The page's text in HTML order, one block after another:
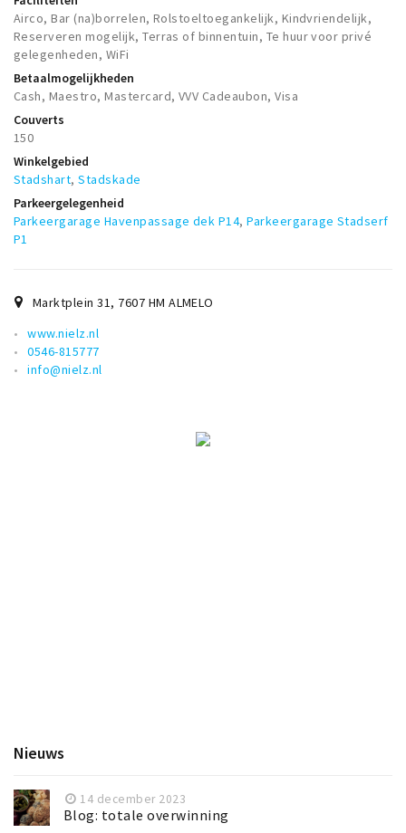
Airco, Bar (na)borrelen, Rolstoeltoegankelijk, Kindvriendelijk,
Reserveren mogelijk, Terras of binnentuin, Te huur voor privé
gelegenheden, WiFi
Betaalmogelijkheden
Cash, Maestro, Mastercard, VVV Cadeaubon, Visa
Couverts
150
Winkelgebied
Stadshart,Stadskade
Parkeergelegenheid
Parkeergarage Havenpassage dek P14,Parkeergarage Stadserf
P1
Marktplein 31, 7607 HMALMELO
www.nielz.nl
0546-815777
info@nielz.nl
Nieuws
14 december 2023
Blog: totale overwinning